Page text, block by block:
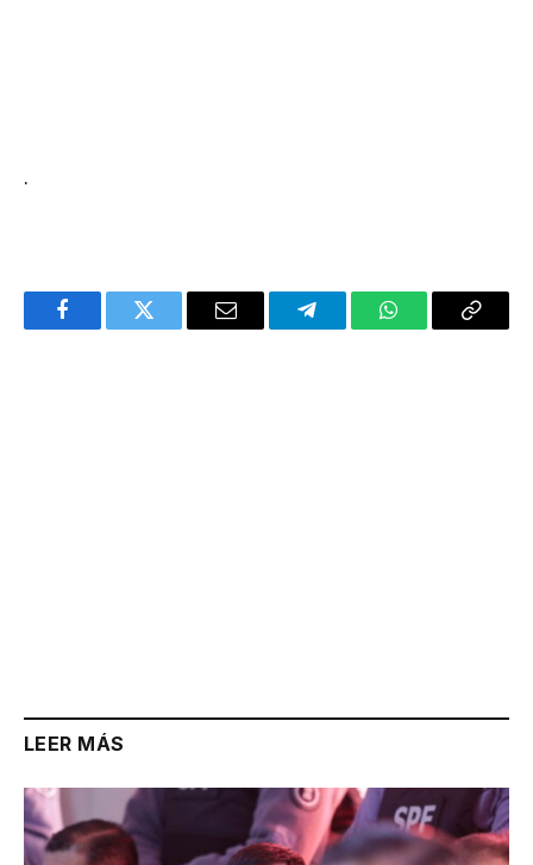
.
FacebookTwitter Email TelegramWhatsAppCopy
LEER MÁS